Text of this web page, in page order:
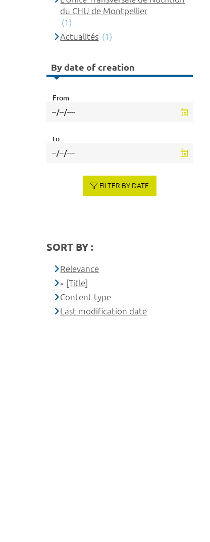
du CHU de Montpellier
(1)
Actualités (1)
By date of creation
From
to
FILTER BY DATE
SORT BY :
Relevance
[Title]
Content type
Last modification date